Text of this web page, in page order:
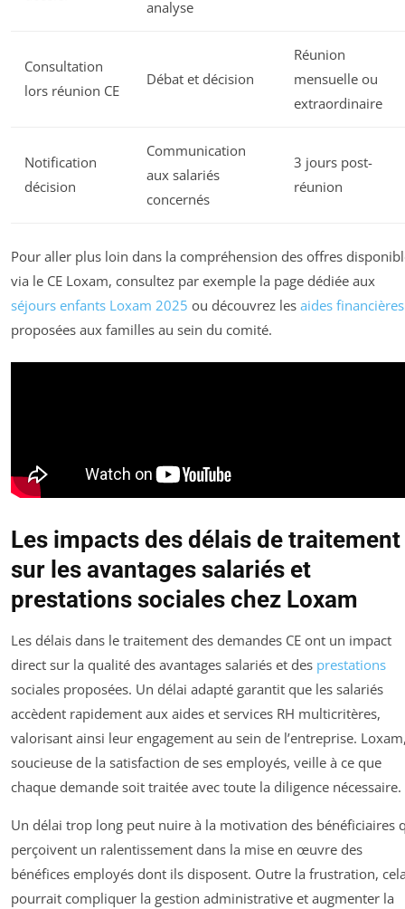
analyse
Consultation
lors réunion CE
Débat et décision
Réunion
mensuelle ou
extraordinaire
Notification
décision
Communication
aux salariés
concernés
3 jours post-
réunion
Pour aller plus loin dans la compréhension des offres
via le CE Loxam, consultez par exemple la page dédiée aux
séjours enfants Loxam 2025 ou découvrez les aides financières
proposées aux familles au sein du comité.
Les impacts des délais de traitement
sur les avantages salariés et
prestations sociales chez Loxam
Les délais dans le traitement des demandes CE ont un impact
direct sur la qualité des avantages salariés et des prestations
sociales proposées. Un délai adapté garantit que les salariés
accèdent rapidement aux aides et services RH multicritères,
valorisant ainsi leur engagement au sein de l’entreprise.
soucieuse de la satisfaction de ses employés, veille à ce que
chaque demande soit traitée avec toute la diligence nécessaire.
Un délai trop long peut nuire à la motivation des bénéficiaires
perçoivent un ralentissement dans la mise en œuvre des
bénéfices employés dont ils disposent. Outre la frustration,
pourrait compliquer la gestion administrative et augmenter la